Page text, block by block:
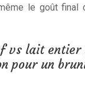
le goût final
vs lait entier
pour un